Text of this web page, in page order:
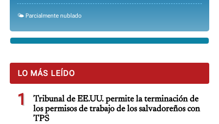
🌤️ Parcialmente nublado
LO MÁS LEÍDO
1
Tribunal de EE.UU. permite la terminación de
los permisos de trabajo de los salvadoreños con
TPS